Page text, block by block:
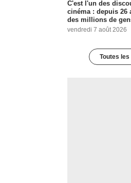
C'est l'un des
cinéma : depuis 26
des millions de
vendredi 7 août 2026
Toutes